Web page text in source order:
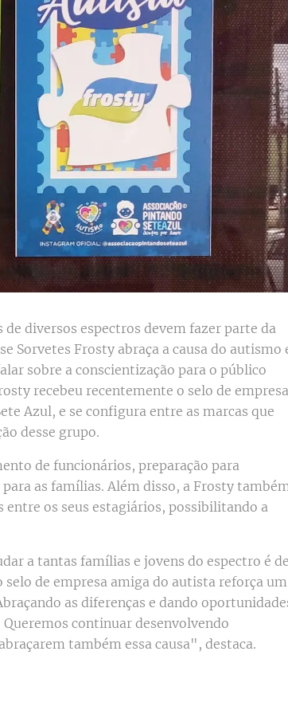
de diversos espectros devem fazer parte da
Sorvetes Frosty abraça a causa do autismo
sobre a conscientização para o público
recebeu recentemente o selo de empresa
Azul, e se configura entre as marcas que
desse grupo.
de funcionários, preparação para
as famílias. Além disso, a Frosty
os seus estagiários, possibilitando a
a tantas famílias e jovens do espectro é de
de empresa amiga do autista reforça um
as diferenças e dando
Queremos continuar desenvolvendo
também essa causa", destaca.